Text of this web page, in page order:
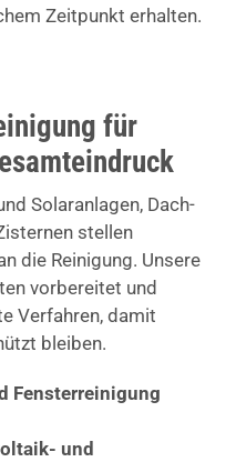
Zeitpunkt erhalten.
für
Solaranlagen, Dach-
stellen
die Reinigung. Unsere
vorbereitet und
Verfahren, damit
bleiben.
Fensterreinigung
und